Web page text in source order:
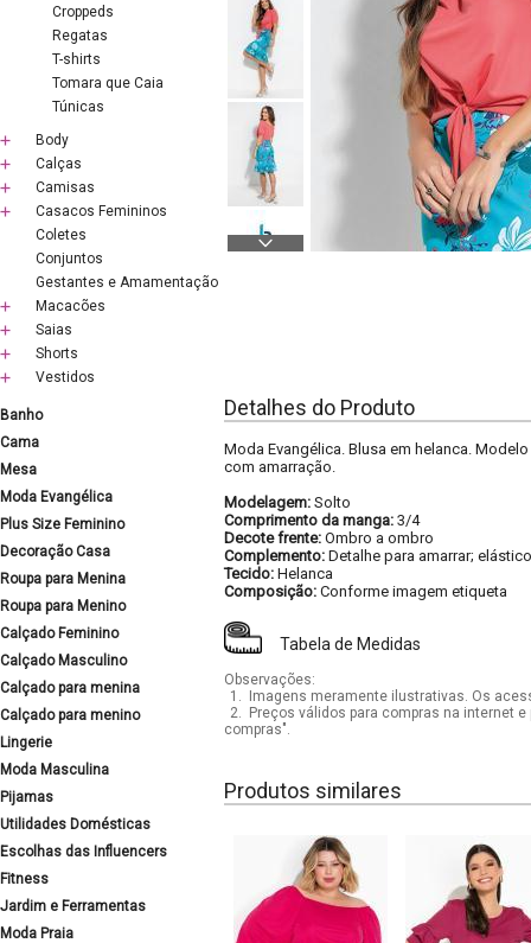
Croppeds
Regatas
T-shirts
Tomara que Caia
Túnicas
Body
Calças
Camisas
Casacos Femininos
Coletes
Conjuntos
Gestantes e Amamentação
Macacões
Saias
Shorts
Vestidos
Banho
Cama
Mesa
Moda Evangélica
Plus Size Feminino
Decoração Casa
Roupa para Menina
Roupa para Menino
Calçado Feminino
Calçado Masculino
Calçado para menina
Calçado para menino
Lingerie
Moda Masculina
Pijamas
Utilidades Domésticas
Escolhas das Influencers
Fitness
Jardim e Ferramentas
Moda Praia
Detalhes do Produto
Moda Evangélica. Blusa em helanca.
com amarração.
Modelagem: Solto
Comprimento da manga: 3/4
Decote frente: Ombro a ombro
Complemento: Detalhe para amarrar; elástico
Tecido: Helanca
Composição: Conforme imagem etiqueta
Tabela de Medidas
Observações:
1.
Imagens meramente ilustrativas. Os
2.
Preços válidos para compras na internet
compras".
Produtos similares